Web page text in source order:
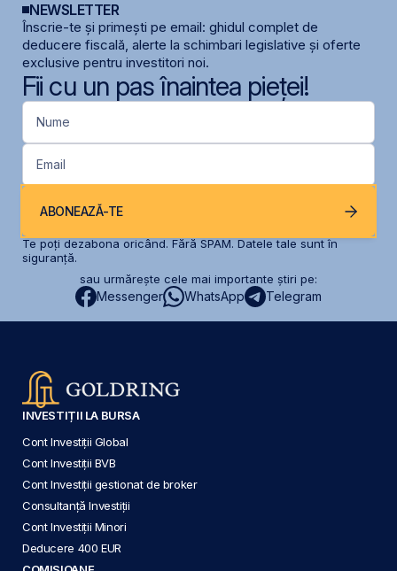
NEWSLETTER
Înscrie-te și primești pe email: ghidul complet de
deducere fiscală, alerte la schimbari legislative și oferte
exclusive pentru investitori noi.
Fii cu un pas înaintea pieței!
Nume
Email
ABONEAZĂ-TE
Te poți dezabona oricând. Fără SPAM. Datele tale sunt în
siguranță.
sau urmărește cele mai importante știri pe:
Messenger WhatsApp Telegram
INVESTIȚII LA BURSA
Cont Investiții Global
Cont Investiții BVB
Cont Investiții gestionat de broker
Consultanță Investiții
Cont Investiții Minori
Deducere 400 EUR